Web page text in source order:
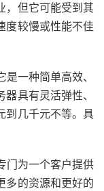
，但它可能受到其
度较慢或性能不佳
是一种简单高效、
具有灵活弹性、
到几千元不等。具
门为一个客户提供
多的资源和更好的